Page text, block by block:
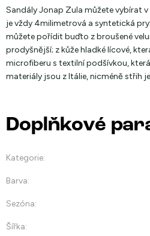
Sandály Jonap Zula můžete vybírat
je vždy 4milimetrová a syntetická
můžete pořídit buďto z broušené
prodyšnější; z kůže hladké lícové,
microfiberu s textilní podšívkou, která
materiály jsou z Itálie, nicméně střih
Doplňkové
Kategorie:
Barva:
Sezóna:
Šířka: